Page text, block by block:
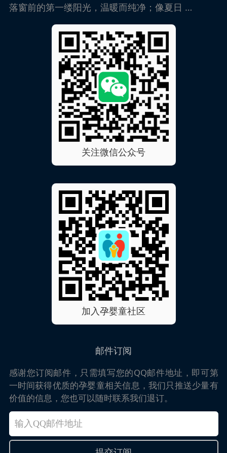
落窗前的第一缕阳光，温暖而纯净；像夏日 …
关注微信公众号
加入孕婴童社区
邮件订阅
感谢您订阅邮件，只需填写您的QQ邮件地址，即可第
一时间获得优质的孕婴童相关信息，我们只推送少量有
价值的信息，您也可以随时联系我们退订。